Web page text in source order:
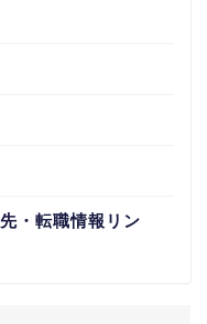
・転職情報リン